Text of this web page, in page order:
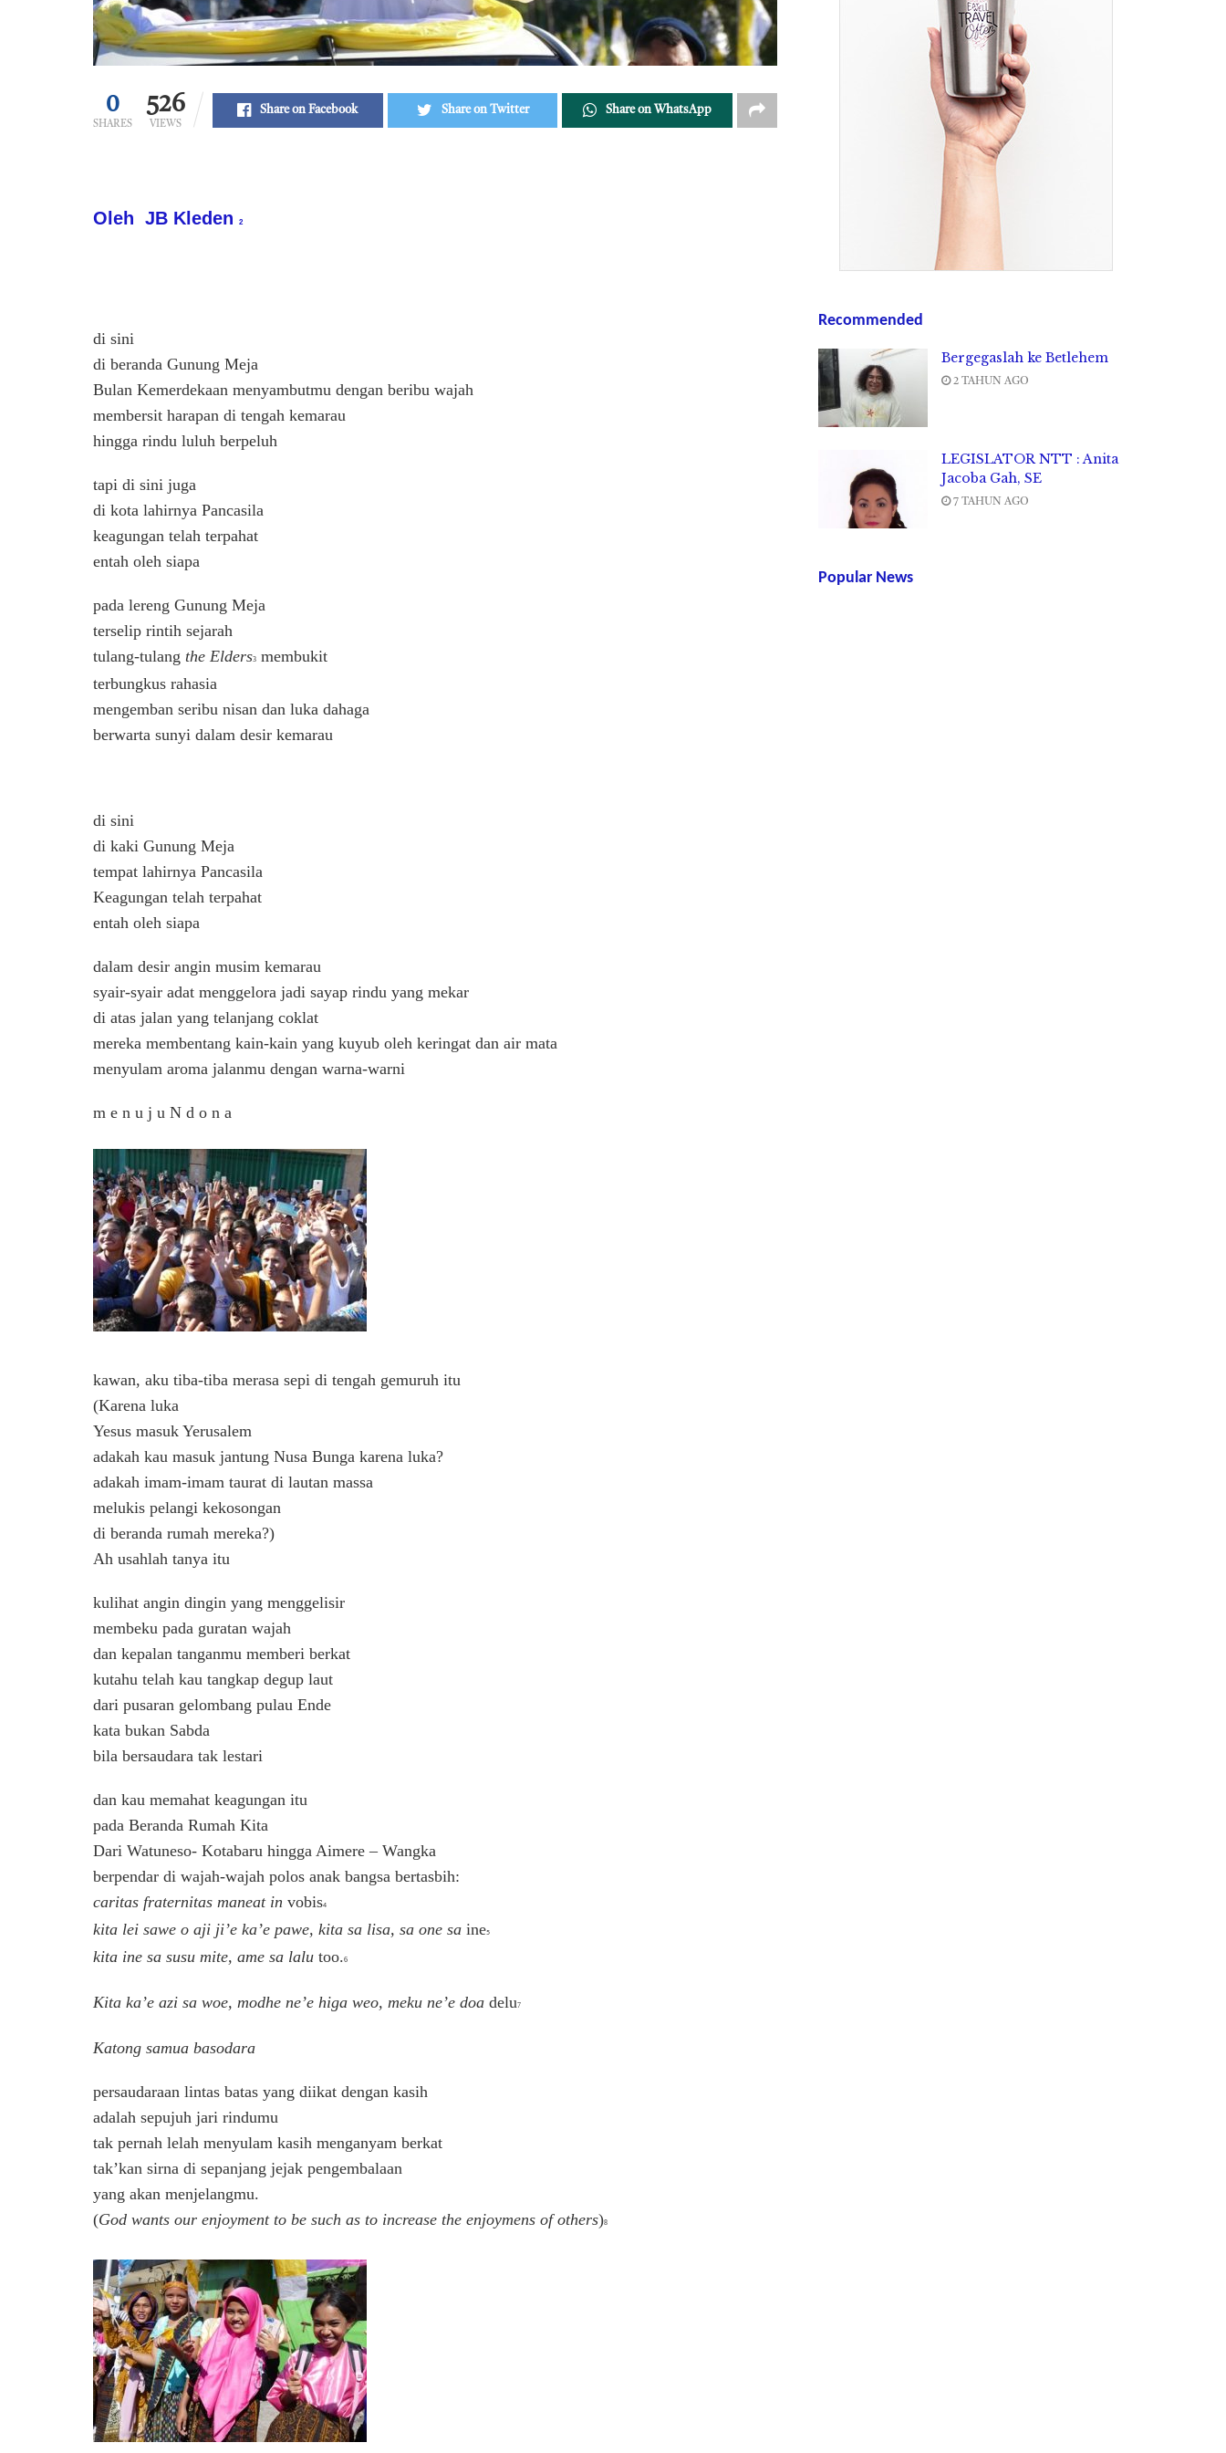
0
SHARES
526
VIEWS
Share on Facebook Share on Twitter Share on WhatsApp
Oleh JB Kleden 2
di sini
di beranda Gunung Meja
Bulan Kemerdekaan menyambutmu dengan beribu wajah
membersit harapan di tengah kemarau
hingga rindu luluh berpeluh
tapi di sini juga
di kota lahirnya Pancasila
keagungan telah terpahat
entah oleh siapa
pada lereng Gunung Meja
terselip rintih sejarah
tulang-tulang the Elders3 membukit
terbungkus rahasia
mengemban seribu nisan dan luka dahaga
berwarta sunyi dalam desir kemarau
di sini
di kaki Gunung Meja
tempat lahirnya Pancasila
Keagungan telah terpahat
entah oleh siapa
dalam desir angin musim kemarau
syair-syair adat menggelora jadi sayap rindu yang mekar
di atas jalan yang telanjang coklat
mereka membentang kain-kain yang kuyub oleh keringat dan air mata
menyulam aroma jalanmu dengan warna-warni
m e n u j u N d o n a
kawan, aku tiba-tiba merasa sepi di tengah gemuruh itu
(Karena luka
Yesus masuk Yerusalem
adakah kau masuk jantung Nusa Bunga karena luka?
adakah imam-imam taurat di lautan massa
melukis pelangi kekosongan
di beranda rumah mereka?)
Ah usahlah tanya itu
kulihat angin dingin yang menggelisir
membeku pada guratan wajah
dan kepalan tanganmu memberi berkat
kutahu telah kau tangkap degup laut
dari pusaran gelombang pulau Ende
kata bukan Sabda
bila bersaudara tak lestari
dan kau memahat keagungan itu
pada Beranda Rumah Kita
Dari Watuneso- Kotabaru hingga Aimere – Wangka
berpendar di wajah-wajah polos anak bangsa bertasbih:
caritas fraternitas maneat in vobis4
kita lei sawe o aji ji’e ka’e pawe, kita sa lisa, sa one sa ine5
kita ine sa susu mite, ame sa lalu too.6
Kita ka’e azi sa woe, modhe ne’e higa weo, meku ne’e doa delu7
Katong samua basodara
persaudaraan lintas batas yang diikat dengan kasih
adalah sepujuh jari rindumu
tak pernah lelah menyulam kasih menganyam berkat
tak’kan sirna di sepanjang jejak pengembalaan
yang akan menjelangmu.
(God wants our enjoyment to be such as to increase the enjoymens of others)8
Recommended
Bergegaslah ke Betlehem
2 TAHUN AGO
LEGISLATOR NTT : Anita
Jacoba Gah, SE
7 TAHUN AGO
Popular News